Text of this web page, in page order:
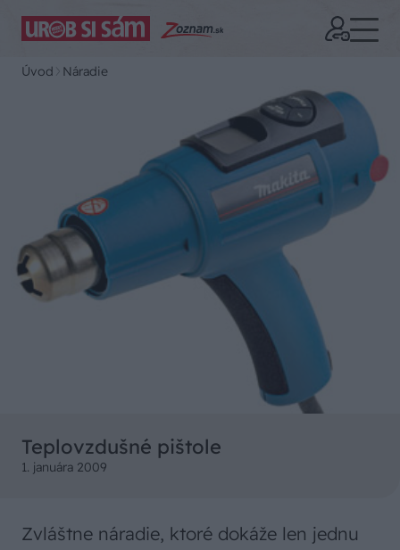
Úvod Náradie
Teplovzdušné pištole
1. januára 2009
Zvláštne náradie, ktoré dokáže len jednu